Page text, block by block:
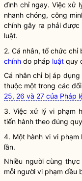
đình chỉ ngay. Việcxử
nhanh chóng, công
chính gây ra phải
luật.
2. Cá nhân, tổ chức chỉ
chính do pháp luật quy
Cá nhân chỉ bị áp dụng
thuộc một trong các
25, 26 và 27 của Pháp
3. Việc xử lý vi phạm
tiến hành theo đúng
4. Một hành vi vi phạm
lần.
Nhiều người cùng
mỗi người vi phạm đều